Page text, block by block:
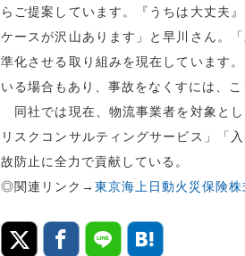
らご提案しています。『うちは大丈夫
ケースが沢山あります」と早川さん。
準化させる取り組みを現在しています
いる場合もあり、事故をなくすには、
同社では現在、物流事業者を対象と
リスクコンサルティングサービス」「
故防止に全力で貢献している。
◎関連リンク→ 東京海上日動火災保険株